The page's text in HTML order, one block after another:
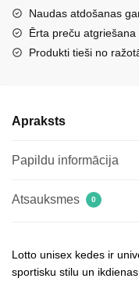
balti
daudzums
Naudas atdošanas
Ērta preču atgriešana
Produkti tieši no
Apraksts
Papildu informācija
Atsauksmes 0
Lotto unisex kedes ir
sportisku stilu un